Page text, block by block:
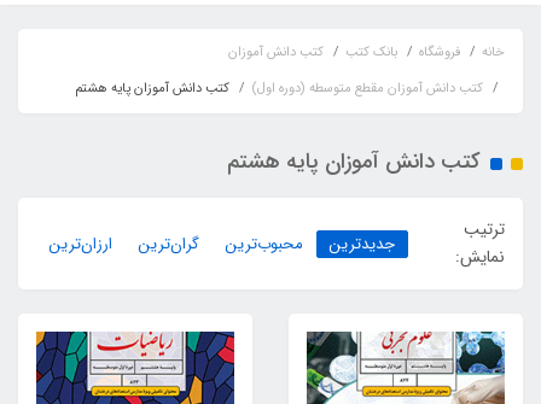
خانه فروشگاه بانک کتب
کتب دانش آموزان
کتب دانش آموزان مقطع متوسطه (دوره اول)
کتب دانش آموزان پایه هشتم
کتب دانش آموزان پایه هشتم
ترتیب
نمایش:
جدیدترین محبوب‌ترین گران‌ترین ارزان‌ترین